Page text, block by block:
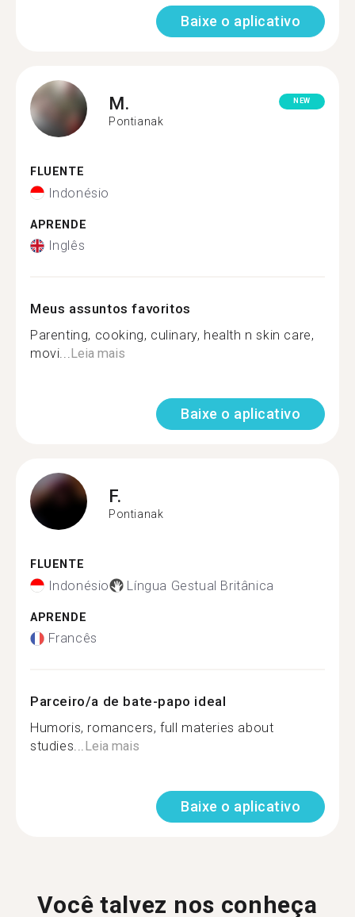
Baixe o aplicativo
M.
Pontianak
NEW
FLUENTE
Indonésio
APRENDE
Inglês
Meus assuntos favoritos
Parenting, cooking, culinary, health n skin care,
movi...Leia mais
Baixe o aplicativo
F.
Pontianak
FLUENTE
Indonésio Língua Gestual Britânica
APRENDE
Francês
Parceiro/a de bate-papo ideal
Humoris, romancers, full materies about
studies...Leia mais
Baixe o aplicativo
Você talvez nos conheça